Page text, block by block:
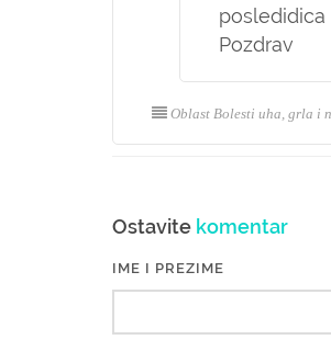
Pozdrav
Oblast Bolesti uha, grla i
Ostavite komentar
IME I PREZIME